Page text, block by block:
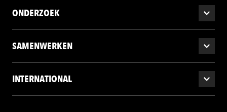
ONDERZOEK
SAMENWERKEN
INTERNATIONAL